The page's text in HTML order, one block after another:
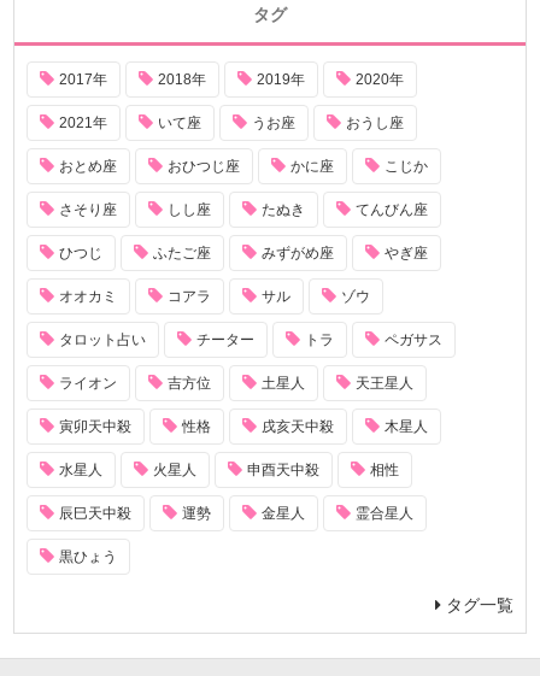
タグ
2017年 2018年 2019年 2020年
2021年 いて座 うお座 おうし座
おとめ座 おひつじ座 かに座 こじか
さそり座 しし座 たぬき てんびん座
ひつじ ふたご座 みずがめ座 やぎ座
オオカミ コアラ サル ゾウ
タロット占い チーター トラ ペガサス
ライオン 吉方位 土星人 天王星人
寅卯天中殺 性格 戌亥天中殺 木星人
水星人 火星人 申酉天中殺 相性
辰巳天中殺 運勢 金星人 霊合星人
黒ひょう
タグ一覧